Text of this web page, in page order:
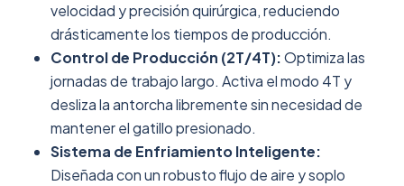
velocidad y precisión quirúrgica, reduciendo
drásticamente los tiempos de producción.
Control de Producción (2T/4T):Optimiza las
jornadas de trabajo largo. Activa el modo 4T y
desliza la antorcha libremente sin necesidad de
mantener el gatillo presionado.
Sistema de Enfriamiento Inteligente:
Diseñada con un robusto flujo de aire y soplo